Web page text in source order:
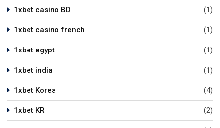
1xbet casino BD (1)
1xbet casino french (1)
1xbet egypt (1)
1xbet india (1)
1xbet Korea (4)
1xbet KR (2)